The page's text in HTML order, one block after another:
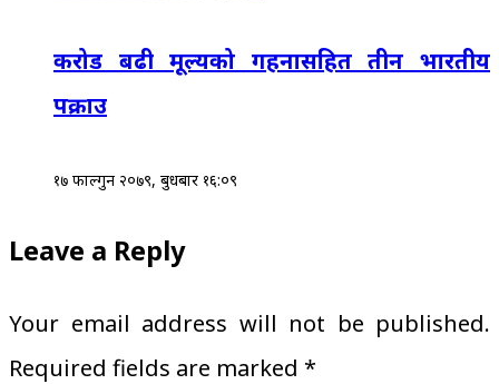
करोड बढी मूल्यको गहनासहित तीन भारतीय
पक्राउ
१७ फाल्गुन २०७९, बुधबार १६:०९
Leave a Reply
Your email address will not be published.
Required fields are marked *